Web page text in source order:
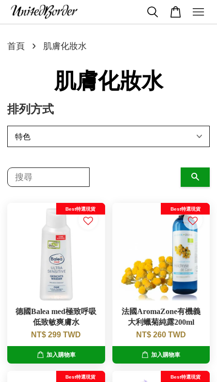
首頁 › 肌膚化妝水
肌膚化妝水
排列方式
Best特選現貨
德國Balea med極致呼吸
低致敏爽膚水
NT$ 299 TWD
加入購物車
Best特選現貨
法國AromaZone有機義
大利蠟菊純露200ml
NT$ 260 TWD
加入購物車
Best特選現貨 Best特選現貨